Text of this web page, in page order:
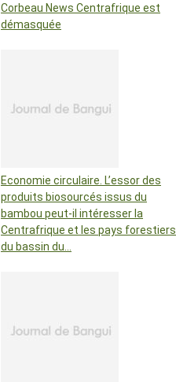
Corbeau News Centrafrique est
démasquée
Economie circulaire. L’essor des
produits biosourcés issus du
bambou peut-il intéresser la
Centrafrique et les pays forestiers
du bassin du…